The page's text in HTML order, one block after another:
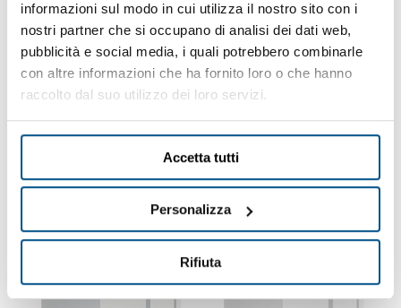
informazioni sul modo in cui utilizza il nostro sito con i
nostri partner che si occupano di analisi dei dati web,
pubblicità e social media, i quali potrebbero combinarle
con altre informazioni che ha fornito loro o che hanno
raccolto dal suo utilizzo dei loro servizi.
Accetta tutti
Personalizza
Rifiuta
MINICELLA BT
-18°-25°C CON
PARETE - CM.
223X223X223
Cod.Q3257
7.750,00 €(+ IVA)
MINICELLA BT
MONOBLOCCO A
PARETE - CM.
223X183X223
Cod.Q3255
7.450,00 €(+ IVA)